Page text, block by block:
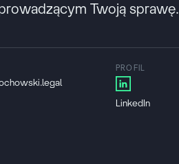
Twoją sprawę.
PROFIL
LinkedIn